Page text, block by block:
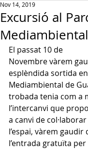
Excursió al
Nov 14, 2019
El passat 10 de
Novembre vàrem
esplèndida sortida
Mediambiental de
trobada tenia com a
l’intercanvi que
a canvi de
l’espai, vàrem gaudir
l’entrada gratuïta